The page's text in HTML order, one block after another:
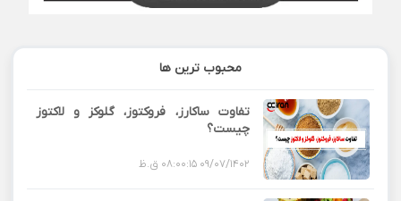
محبوب ترین ها
تفاوت ساکارز، فروکتوز، گلوکز و لاکتوز
چیست؟
09/07/1402 08:00:15 ق.ظ